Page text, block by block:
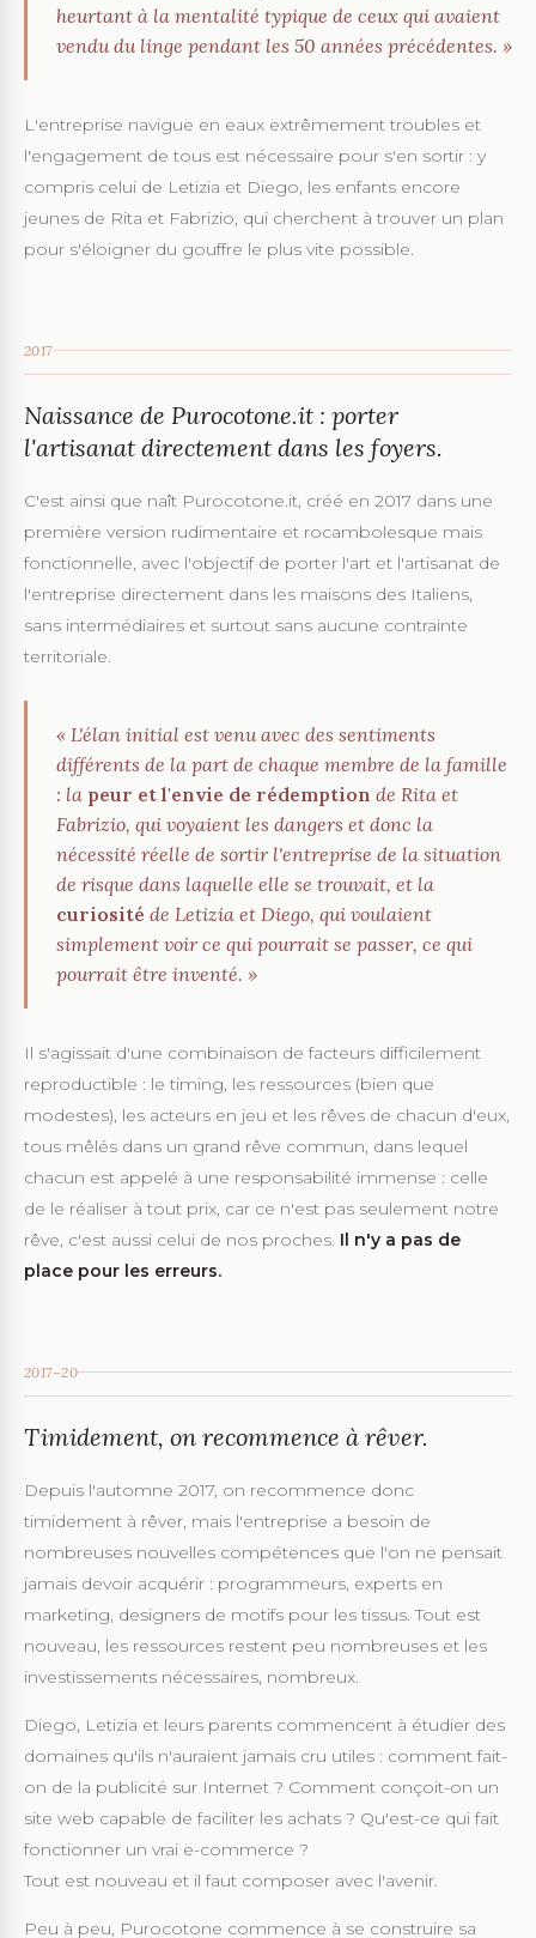
heurtant à la mentalité typique de ceux qui avaient
vendu du linge pendant les 50 années précédentes. »
L'entreprise navigue en eaux extrêmement troubles et
l'engagement de tous est nécessaire pour s'en sortir : y
compris celui de Letizia et Diego, les enfants encore
jeunes de Rita et Fabrizio, qui cherchent à trouver un plan
pour s'éloigner du gouffre le plus vite possible.
2017
Naissance de Purocotone.it : porter
l'artisanat directement dans les foyers.
C'est ainsi que naît Purocotone.it, créé en 2017 dans une
première version rudimentaire et rocambolesque mais
fonctionnelle, avec l'objectif de porter l'art et l'artisanat de
l'entreprise directement dans les maisons des Italiens,
sans intermédiaires et surtout sans aucune contrainte
territoriale.
« L'élan initial est venu avec des sentiments
différents de la part de chaque membre de la famille
: la peur et l'envie de rédemption de Rita et
Fabrizio, qui voyaient les dangers et donc la
nécessité réelle de sortir l'entreprise de la situation
de risque dans laquelle elle se trouvait, et la
curiosité de Letizia et Diego, qui voulaient
simplement voir ce qui pourrait se passer, ce qui
pourrait être inventé. »
Il s'agissait d'une combinaison de facteurs difficilement
reproductible : le timing, les ressources (bien que
modestes), les acteurs en jeu et les rêves de chacun d'eux,
tous mêlés dans un grand rêve commun, dans lequel
chacun est appelé à une responsabilité immense : celle
de le réaliser à tout prix, car ce n'est pas seulement notre
rêve, c'est aussi celui de nos proches. Il n'y a pas de
place pour les erreurs.
2017–20
Timidement, on recommence à rêver.
Depuis l'automne 2017, on recommence donc
timidement à rêver, mais l'entreprise a besoin de
nombreuses nouvelles compétences que l'on ne pensait
jamais devoir acquérir : programmeurs, experts en
marketing, designers de motifs pour les tissus. Tout est
nouveau, les ressources restent peu nombreuses et les
investissements nécessaires, nombreux.
Diego, Letizia et leurs parents commencent à étudier des
domaines qu'ils n'auraient jamais cru utiles : comment fait-
on de la publicité sur Internet ? Comment conçoit-on un
site web capable de faciliter les achats ? Qu'est-ce qui fait
fonctionner un vrai e-commerce ?
Tout est nouveau et il faut composer avec l'avenir.
Peu à peu, Purocotone commence à se construire sa